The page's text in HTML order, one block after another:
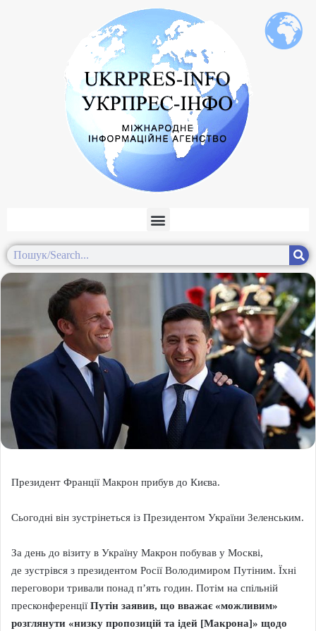
Президент Франції Макрон прибув до Києва.
Сьогодні він зустрінеться із Президентом України Зеленським.
За день до візиту в Україну Макрон побував у Москві,
де зустрівся з президентом Росії Володимиром Путіним. Їхні
переговори тривали понад п’ять годин. Потім на спільній
пресконференції Путін заявив, що вважає «можливим»
розглянути «низку пропозицій та ідей [Макрона]» щодо